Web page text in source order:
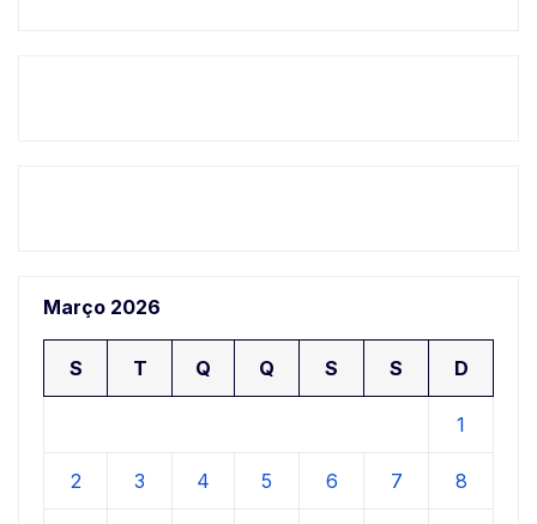
Março 2026
S T Q Q S S D
1
2 3 4 5 6 7 8